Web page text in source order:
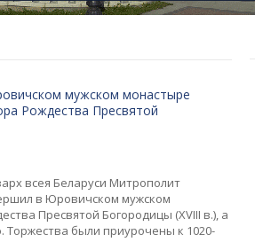
мужском монастыре
Рождества Пресвятой
всея Беларуси Митрополит
в Юровичском мужском
Пресвятой Богородицы (XVIII в.), а
были приурочены к 1020-